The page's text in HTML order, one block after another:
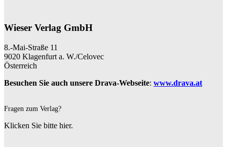
Wieser Verlag GmbH
8.-Mai-Straße 11
9020 Klagenfurt a. W./Celovec
Österreich
Besuchen Sie auch unsere Drava-Webseite: www.drava.at
Fragen zum Verlag?
Klicken Sie bitte hier.